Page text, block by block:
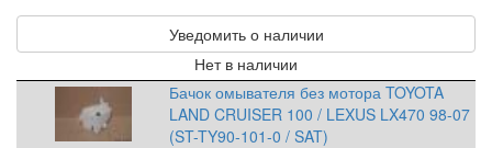
Уведомить о наличии
Нет в наличии
Бачок омывателя без мотора TOYOTA
LAND CRUISER 100 / LEXUS LX470 98-07
(ST-TY90-101-0 / SAT)